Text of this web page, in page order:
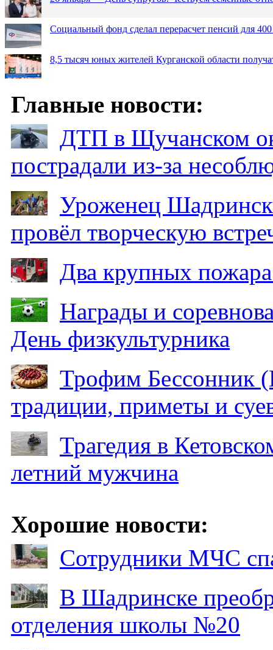
Социальный фонд сделал перерасчет пенсий для
8,5 тысяч юных жителей Курганской области
Главные новости:
ДТП в Щучанском
пострадали из-за
Уроженец
провёл творческую
Два крупных
Награды и
День физкультурника
Трофим Бессонник
традиции, приметы и
Трагедия в
летний мужчина
Хорошие новости:
Сотрудники МЧС
В Шадринске
отделения школы №20